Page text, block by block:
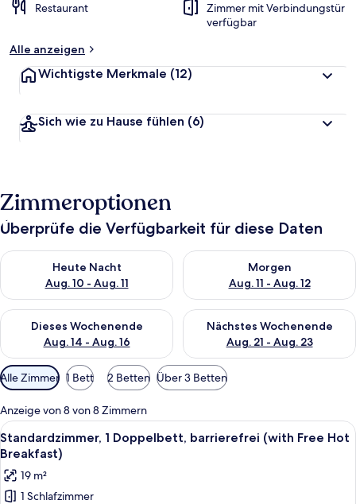
Restaurant
Zimmer mit Verbindungstür
verfügbar
Alle anzeigen
Wichtigste Merkmale (12)
Sich wie zu Hause fühlen (6)
Zimmeroptionen
Überprüfe die Verfügbarkeit für diese Daten
Heute Nacht
Aug. 10 - Aug. 11
Überprüfe die Verfügbarkeit für heute Nacht, Aug. 10 - Aug.
Morgen
Aug. 11 - Aug. 12
Überprüfe die Verfügbarkeit
Dieses Wochenende
Aug. 14 - Aug. 16
Überprüfe die Verfügbarkeit für dieses Wochenende, Aug. 14
Nächstes Wochenende
Aug. 21 - Aug. 23
Überprüfe die Verfügbarkeit
Verfügbare
Filter
für
Zimmer
Alle Zimmer 1 Bett 2 Betten Über 3 Betten
Anzeige von 8 von 8 Zimmern
Alle
Fotos
für
Standardzimmer,
Ein Hotelzimmer mit einem großen
6
Standardzimmer, 1 Doppelbett, barrierefrei (with Free Hot
Breakfast)
19 m²
1 Schlafzimmer